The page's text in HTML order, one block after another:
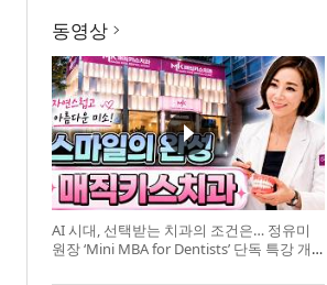
동영상
AI 시대, 선택받는 치과의 조건은… 정유미
원장 ‘Mini MBA for Dentists’ 단독 특강 개